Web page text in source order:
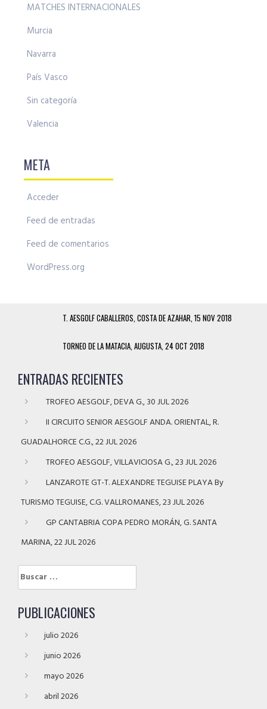
MATCHES INTERNACIONALES
Murcia
Navarra
País Vasco
Sin categoría
Valencia
META
Acceder
Feed de entradas
Feed de comentarios
WordPress.org
T. AESGOLF CABALLEROS, COSTA DE AZAHAR, 15 NOV 2018
TORNEO DE LA MATACIA, AUGUSTA, 24 OCT 2018
ENTRADAS RECIENTES
TROFEO AESGOLF, DEVA G., 30 JUL 2026
II CIRCUITO SENIOR AESGOLF ANDA. ORIENTAL, R.
GUADALHORCE C.G., 22 JUL 2026
TROFEO AESGOLF, VILLAVICIOSA G., 23 JUL 2026
LANZAROTE GT-T. ALEXANDRE TEGUISE PLAYA By
TURISMO TEGUISE, C.G. VALLROMANES, 23 JUL 2026
GP CANTABRIA COPA PEDRO MORÁN, G. SANTA
MARINA, 22 JUL 2026
Buscar:
PUBLICACIONES
julio 2026
junio 2026
mayo 2026
abril 2026